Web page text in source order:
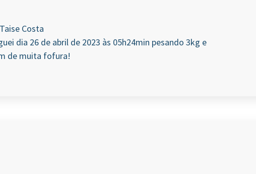
Costa
dia 26 de abril de 2023 às 05h24min pesando 3kg e
de muita fofura!